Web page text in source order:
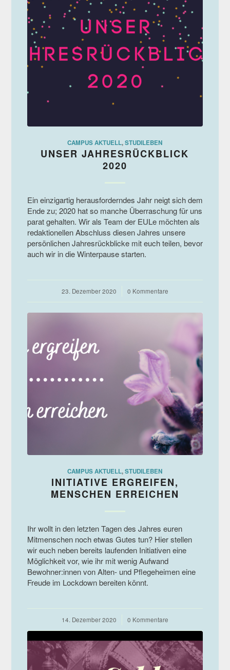
CAMPUS AKTUELL,STUDILEBEN
UNSER JAHRESRÜCKBLICK
2020
Ein einzigartig herausforderndes Jahr neigt sich dem
Ende zu; 2020 hat so manche Überraschung für uns
parat gehalten. Wir als Team der EULe möchten als
redaktionellen Abschluss diesen Jahres unsere
persönlichen Jahresrückblicke mit euch teilen, bevor
auch wir in die Winterpause starten.
23. Dezember 2020
/ 0 Kommentare
CAMPUS AKTUELL,STUDILEBEN
INITIATIVE ERGREIFEN,
MENSCHEN ERREICHEN
Ihr wollt in den letzten Tagen des Jahres euren
Mitmenschen noch etwas Gutes tun? Hier stellen
wir euch neben bereits laufenden Initiativen eine
Möglichkeit vor, wie ihr mit wenig Aufwand
Bewohner:innen von Alten- und Pflegeheimen eine
Freude im Lockdown bereiten könnt.
14. Dezember 2020
/ 0 Kommentare